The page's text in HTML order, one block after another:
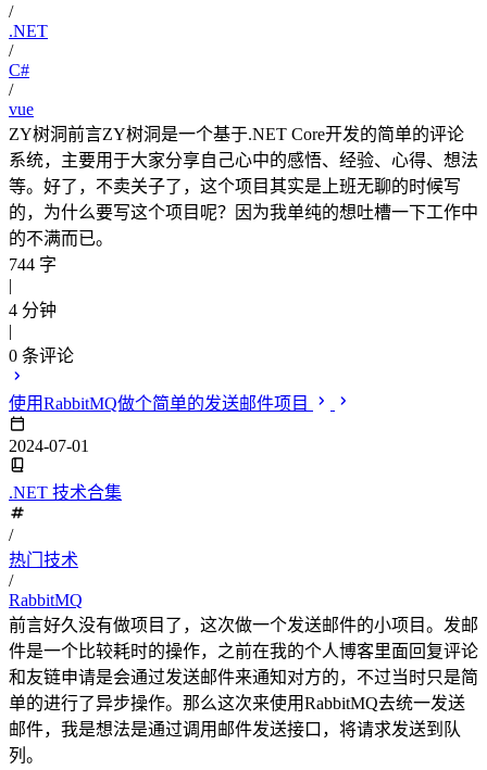
/
.NET
/
C#
/
vue
ZY树洞前言ZY树洞是一个基于.NET Core开发的简单的评论
系统，主要用于大家分享自己心中的感悟、经验、心得、想法
等。好了，不卖关子了，这个项目其实是上班无聊的时候写
的，为什么要写这个项目呢？因为我单纯的想吐槽一下工作中
的不满而已。
744 字
|
4 分钟
|
0 条评论
使用RabbitMQ做个简单的发送邮件项目
2024-07-01
.NET 技术合集
/
热门技术
/
RabbitMQ
前言好久没有做项目了，这次做一个发送邮件的小项目。发邮
件是一个比较耗时的操作，之前在我的个人博客里面回复评论
和友链申请是会通过发送邮件来通知对方的，不过当时只是简
单的进行了异步操作。那么这次来使用RabbitMQ去统一发送
邮件，我是想法是通过调用邮件发送接口，将请求发送到队
列。